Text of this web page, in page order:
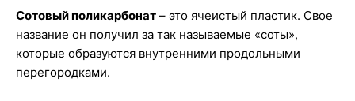
Сотовый поликарбонат– это ячеистый пластик. Свое
название он получил за так называемые «соты»,
которые образуются внутренними продольными
перегородками.